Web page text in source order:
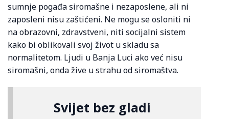
sumnje pogađa siromašne i nezaposlene, ali ni
zaposleni nisu zaštićeni. Ne mogu se osloniti ni
na obrazovni, zdravstveni, niti socijalni sistem
kako bi oblikovali svoj život u skladu sa
normalitetom. Ljudi u Banja Luci ako već nisu
siromašni, onda žive u strahu od siromaštva.
Svijet bez gladi